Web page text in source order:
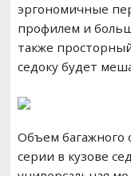
эргономичные
профилем и
также
седоку будет
Объем багажного
серии в кузове